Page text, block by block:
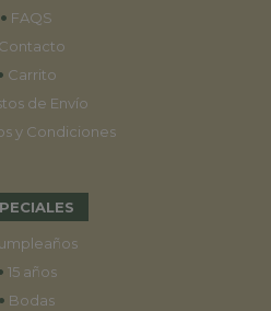
• FAQS
Contacto
Carrito
de Envío
y Condiciones
15 años
• Bodas